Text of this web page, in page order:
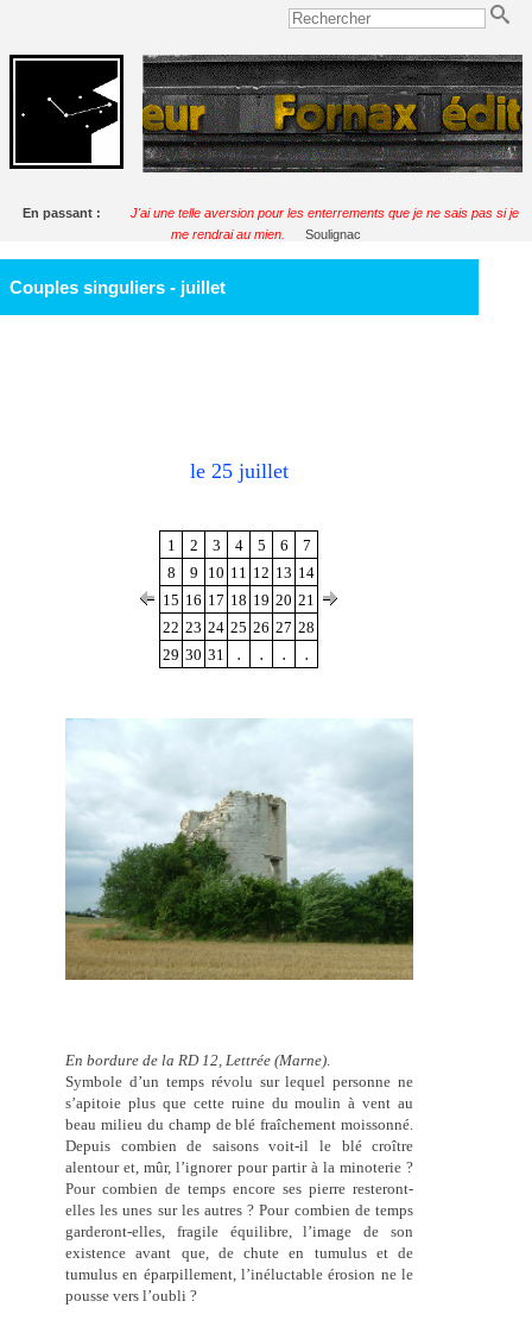
En passant :
J'ai une telle aversion pour les enterrements que je ne sais pas si je
me rendrai au mien.
Soulignac
Couples singuliers - juillet
le 25 juillet
1 2 3 4 5 6
7
8
9 10 11 12 13 14
15 16 17 18 19 20 21
22 23 24 25 26 27 28
29 30 31 . . . .
En bordure de la RD 12, Lettrée (Marne)
Symbole d’un temps révolu sur lequel personne ne
s’apitoie plus que cette ruine du moulin à vent au
beau milieu du champ de blé fraîchement moissonné.
Depuis combien de saisons voit-il le blé croître
alentour et, mûr, l’ignorer pour partir à la minoterie ?
Pour combien de temps encore ses pierre resteront-
elles les unes sur les autres ? Pour combien de temps
garderont-elles, fragile équilibre, l’image de son
existence avant que, de chute en tumulus et de
tumulus en éparpillement, l’inéluctable érosion ne le
pousse vers l’oubli ?